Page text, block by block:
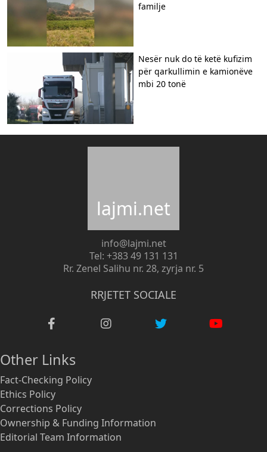
familje
Nesër nuk do të ketë kufizim
për qarkullimin e kamionëve
mbi 20 tonë
lajmi.net
info@lajmi.net
Tel: +383 49 131 131
Rr. Zenel Salihu nr. 28, zyrja nr. 5
RRJETET SOCIALE
Other Links
Fact-Checking Policy
Ethics Policy
Corrections Policy
Ownership & Funding Information
Editorial Team Information